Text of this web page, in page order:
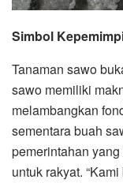
Simbol
Tanaman sawo
sawo memiliki
melambangkan
sementara buah
pemerintahan
untuk rakyat.